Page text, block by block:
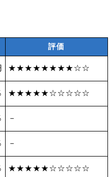
評価
★★★★★★★★☆☆
★★★★★☆☆☆☆☆
－
－
★★★★★☆☆☆☆☆